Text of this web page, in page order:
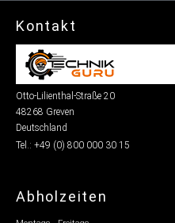
Kontakt
Otto-Lilienthal-Straße 20
48268 Greven
Deutschland
Tel.: +49 (0) 800 000 30 15
Abholzeiten